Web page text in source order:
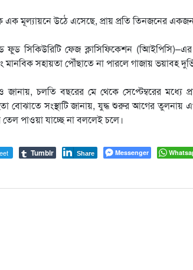
এক মূল্যায়নে উঠে এসেছে, প্রায় প্রতি তিনজনের
ফুড সিকিউরিটি ফেজ ক্লাসিফিকেশন
সহায়তা পৌঁছাতে না পারলে গাজায় ভয়াবহ
চলতি বছরের মে থেকে সেপ্টেম্বরের মধ্যে
বোঝাতে সংস্থাটি জানায়, যুদ্ধ শুরুর আগের
তেল পাওয়া যাচ্ছে না বললেই চলে।
Tumblr Share Messenger